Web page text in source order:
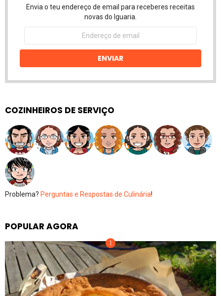
Envia o teu endereço de email para receberes receitas
novas do Iguaria.
Endereço
email
ENVIAR
COZINHEIROS DE SERVIÇO
Problema? Perguntas e Respostas de Culinária!
POPULAR AGORA